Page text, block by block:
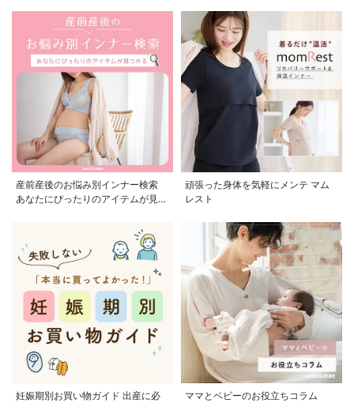
産前産後のお悩み別インナー検索
あなたにぴったりのアイテムが見つ
頑張った身体を気軽にメンテ マム
レスト
妊娠期別お買い物ガイド 出産に必 ママとベビーのお役立ちコラム